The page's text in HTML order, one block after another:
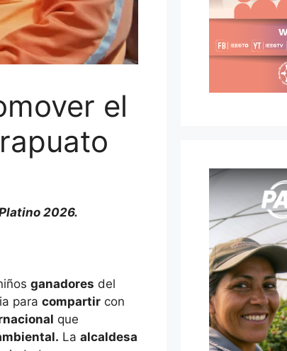
el
2026.
ganadores del
para compartir con
que
La alcaldesa